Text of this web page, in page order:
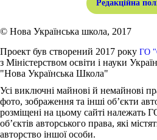
Редакційна
© Нова Українська школа, 2017
Проект був створений 2017 року ГО
з Міністерством освіти і науки
"Нова Українська Школа"
Усі виключні майнові й немайнові
фото, зображення та інші об’єкти
розміщені на цьому сайті належать
об’єктів авторського права, які
авторство іншої особи.